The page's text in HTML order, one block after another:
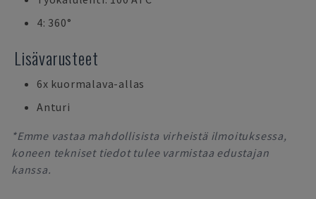
4: 360°
Lisävarusteet
6x kuormalava-allas
Anturi
*Emme vastaa mahdollisista virheistä ilmoituksessa,
koneen tekniset tiedot tulee varmistaa edustajan
kanssa.